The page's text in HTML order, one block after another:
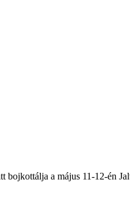
a május 11-12-én